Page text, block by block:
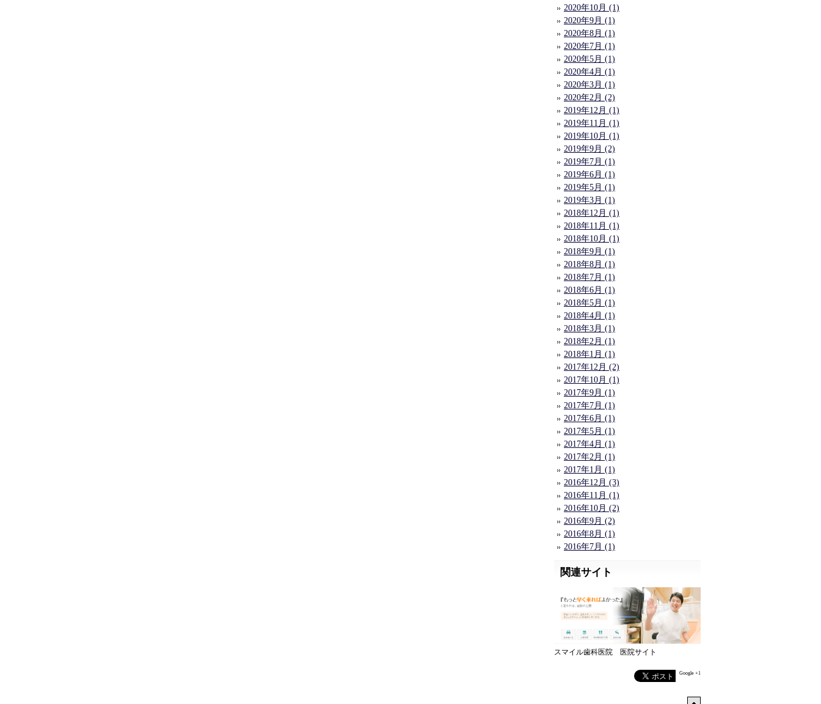
2020年10月 (1)
2020年9月 (1)
2020年8月 (1)
2020年7月 (1)
2020年5月 (1)
2020年4月 (1)
2020年3月 (1)
2020年2月 (2)
2019年12月 (1)
2019年11月 (1)
2019年10月 (1)
2019年9月 (2)
2019年7月 (1)
2019年6月 (1)
2019年5月 (1)
2019年3月 (1)
2018年12月 (1)
2018年11月 (1)
2018年10月 (1)
2018年9月 (1)
2018年8月 (1)
2018年7月 (1)
2018年6月 (1)
2018年5月 (1)
2018年4月 (1)
2018年3月 (1)
2018年2月 (1)
2018年1月 (1)
2017年12月 (2)
2017年10月 (1)
2017年9月 (1)
2017年7月 (1)
2017年6月 (1)
2017年5月 (1)
2017年4月 (1)
2017年2月 (1)
2017年1月 (1)
2016年12月 (3)
2016年11月 (1)
2016年10月 (2)
2016年9月 (2)
2016年8月 (1)
2016年7月 (1)
関連サイト
スマイル歯科医院 医院サイト
Google +1